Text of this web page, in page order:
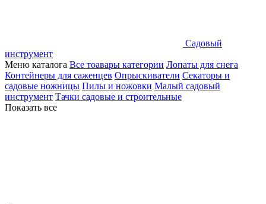
Садовый
инструмент
Меню каталога Все тоавары категории Лопаты для снега
Контейнеры для саженцев Опрыскиватели Секаторы и
садовые ножницы Пилы и ножовки Малый садовый
инструмент Тачки садовые и строительные
Показать все